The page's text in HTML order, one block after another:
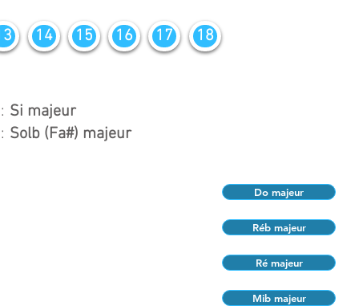
Si majeur
Solb (Fa#) majeur
14 15 16 17 18
Do majeur
Réb majeur
Ré majeur
Mib majeur